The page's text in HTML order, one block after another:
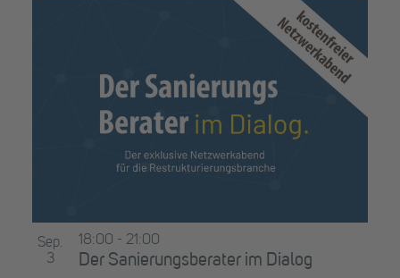
Sep.
3
Der Sanierungsberater im Dialog
18:00 - 21:00